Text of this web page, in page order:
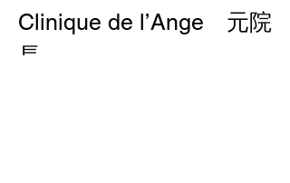
Clinique de l’Ange　元院
長